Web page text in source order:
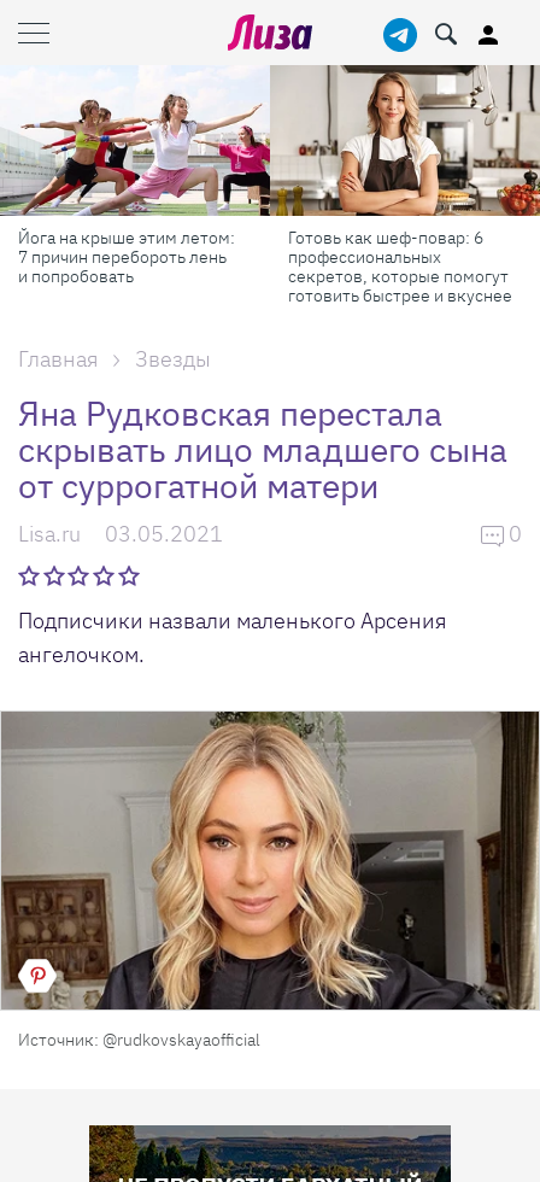
Йога на крыше этим летом:
7 причин перебороть лень
и попробовать
Готовь как шеф-повар: 6
профессиональных
секретов, которые помогут
готовить быстрее и вкуснее
Главная Звезды
Яна Рудковская перестала
скрывать лицо младшего сына
от суррогатной матери
Lisa.ru 03.05.2021 0
Подписчики назвали маленького Арсения
ангелочком.
Источник: @rudkovskayaofficial